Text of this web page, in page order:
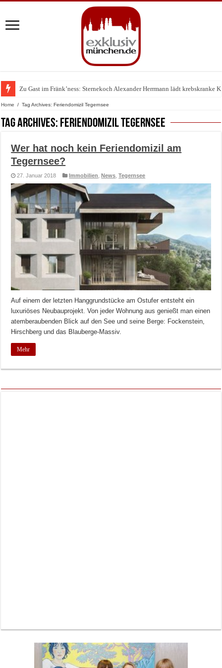
Zu Gast im Fränk’ness: Sternekoch Alexander Herrmann lädt krebskranke
Warum München gerade zum Treffpunkt der Lingerie-Branche wurde
Home / Tag Archives: Feriendomizil Tegernsee
Tag Archives: Feriendomizil Tegernsee
Wer hat noch kein Feriendomizil am
Tegernsee?
27. Januar 2018 Immobilien ,News ,Tegernsee
Auf einem der letzten Hanggrundstücke am Ostufer entsteht ein
luxuriöses Neubauprojekt. Von jeder Wohnung aus genießt man einen
atemberaubenden Blick auf den See und seine Berge: Fockenstein,
Hirschberg und das Blauberge-Massiv.
Mehr